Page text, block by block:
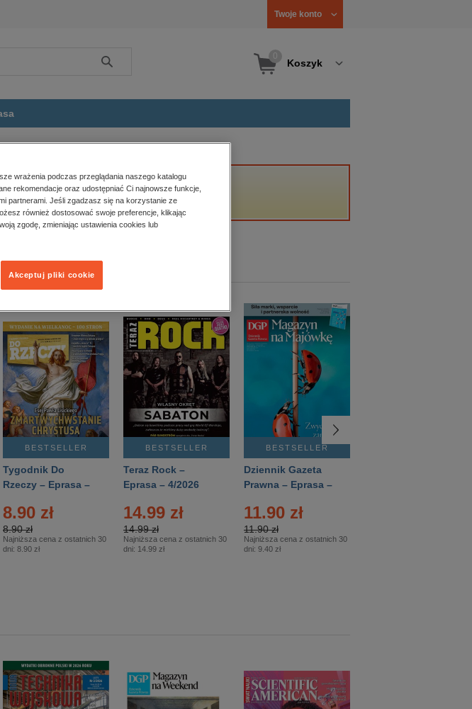
Twoje konto
Szukaj Koszyk
BESTSELLER
Tygodnik Do
Rzeczy – Eprasa –
8.90 zł
8.90 zł
Najniższa cena z ostatnich 30
dni: 8.90 zł
BESTSELLER
Teraz Rock –
Eprasa – 4/2026
14.99 zł
14.99 zł
Najniższa cena z ostatnich 30
dni: 14.99 zł
BESTSELLER
Dziennik Gazeta
Prawna – Eprasa –
11.90 zł
11.90 zł
Najniższa cena z ostatnich 30
dni: 9.40 zł
wrażenia podczas przeglądania naszego katalogu
rekomendacje oraz udostępniać Ci najnowsze funkcje,
partnerami. Jeśli zgadzasz się na korzystanie ze
również dostosować swoje preferencje, klikając
zgodę, zmieniając ustawienia cookies lub
Akceptuj pliki cookie